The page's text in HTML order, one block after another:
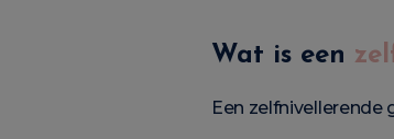
Wat is een
Een zelfnivellerende